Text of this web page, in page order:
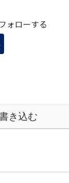
ォローする
き込む